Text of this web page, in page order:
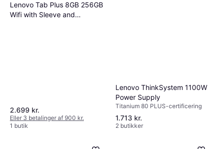
Lenovo Tab Plus 8GB 256GB
Wifi with Sleeve and
2.699 kr.
Eller 3 betalinger af 900 kr.
1 butik
Lenovo ThinkSystem 1100W
Power Supply
Titanium 80 PLUS-certificering
1.713 kr.
2 butikker